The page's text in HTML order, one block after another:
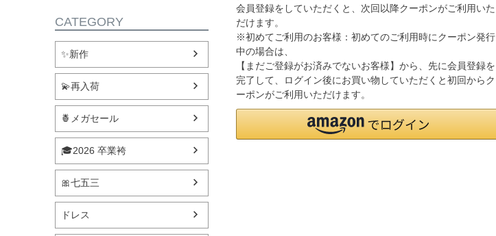
CATEGORY
✨新作
💫再入荷
🍍メガセール
🎓2026 卒業袴
🎀七五三
ドレス
会員登録をしていただくと、次回以降クーポンがご利用いた
だけます。
※初めてご利用のお客様：初めてのご利用時にクーポン発行
中の場合は、
【まだご登録がお済みでないお客様】から、先に会員登録を
完了して、ログイン後にお買い物していただくと初回からク
ーポンがご利用いただけます。